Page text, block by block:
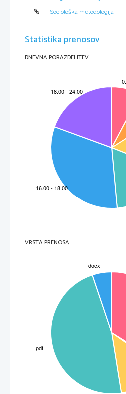
Sociološka metodologija
Statistika prenosov
DNEVNA PORAZDELITEV
VRSTA PRENOSA